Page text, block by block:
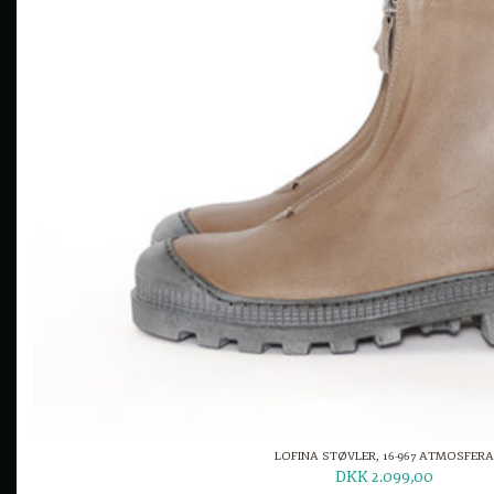
LOFINA STØVLER, 16-967 ATMOSFERA
DKK 2.099,00